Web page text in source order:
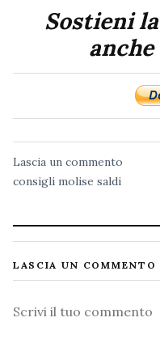
Sostieni
anche
Lascia un commento
consigli molise saldi
LASCIA UN COMMENTO
Commento